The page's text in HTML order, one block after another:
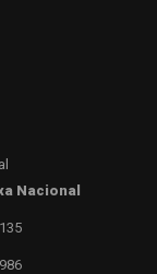
Nacional